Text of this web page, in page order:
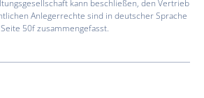
kann beschließen, den Vertrieb
Anlegerrechte sind in deutscher Sprache
50f zusammengefasst.